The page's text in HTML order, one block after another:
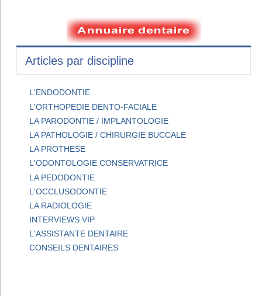
Articles par discipline
L'ENDODONTIE
L'ORTHOPEDIE DENTO-FACIALE
LA PARODONTIE / IMPLANTOLOGIE
LA PATHOLOGIE / CHIRURGIE BUCCALE
LA PROTHESE
L'ODONTOLOGIE CONSERVATRICE
LA PEDODONTIE
L'OCCLUSODONTIE
LA RADIOLOGIE
INTERVIEWS VIP
L'ASSISTANTE DENTAIRE
CONSEILS DENTAIRES